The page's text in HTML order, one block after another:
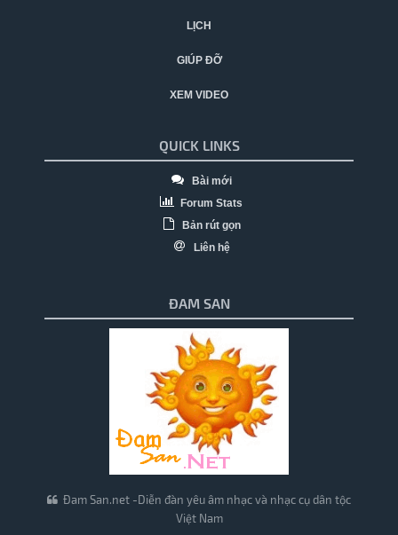
LỊCH
GIÚP ĐỠ
XEM VIDEO
QUICK LINKS
Bài mới
Forum Stats
Bản rút gọn
Liên hệ
ĐAM SAN
Đam San.net -Diễn đàn yêu âm nhạc và nhạc cụ dân tộc
Việt Nam